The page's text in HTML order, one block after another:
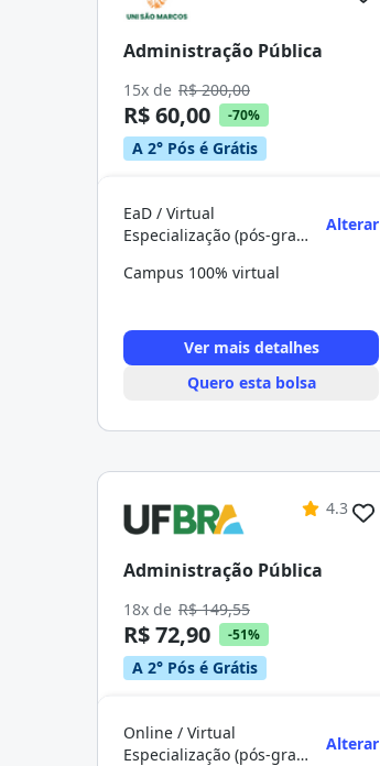
Administração Pública
15x de R$ 200,00
R$ 60,00 -70%
A 2° Pós é Grátis
EaD / Virtual
Especialização (pós-graduação)
Alterar
Campus 100% virtual
Ver mais detalhes
Quero esta bolsa
4.3
Administração Pública
18x de R$ 149,55
R$ 72,90 -51%
A 2° Pós é Grátis
Online / Virtual
Especialização (pós-graduação)
Alterar